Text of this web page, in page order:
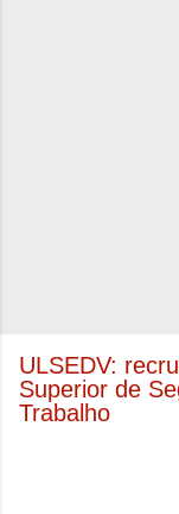
ULSEDV:
Superior de
Trabalho